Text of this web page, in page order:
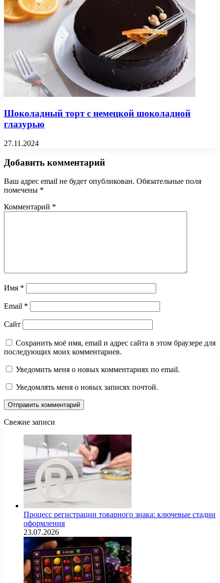
Шоколадный торт с немецкой шоколадной
глазурью
27.11.2024
Добавить комментарий
Ваш адрес email не будет опубликован. Обязательные поля
помечены *
Комментарий *
Имя *
Email *
Сайт
Сохранить моё имя, email и адрес сайта в этом браузере для
последующих моих комментариев.
Уведомить меня о новых комментариях по email.
Уведомлять меня о новых записях почтой.
Свежие записи
Процесс регистрации товарного знака: ключевые стадии
оформления
23.07.2026